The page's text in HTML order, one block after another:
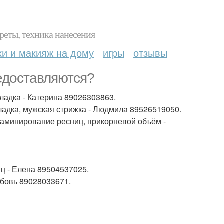
техника нанесения
и макияж на дому игры отзывы
- Катерина 89026303863.
мужская стрижка - Людмила 89526519050.
ресниц, прикорневой объём -
- Елена 89504537025.
89028033671.